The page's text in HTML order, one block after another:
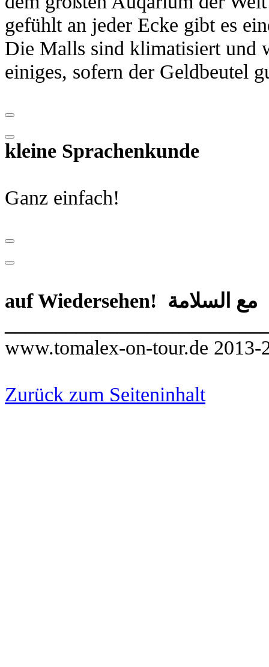
gefühlt an jeder Ecke gibt es
Die Malls sind klimatisiert und
einiges, sofern der Geldbeutel
kleine Sprachenkunde
Ganz einfach!
www.tomalex-on-tour.de 2013-
Zurück zum Seiteninhalt